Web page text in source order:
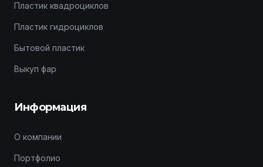
Пластик квадроциклов
Пластик гидроциклов
Бытовой пластик
Выкуп фар
Информация
О компании
Портфолио